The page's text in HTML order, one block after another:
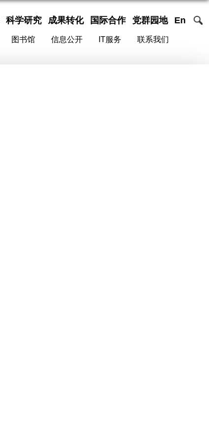
科学研究 成果转化 国际合作 党群园地 En
图书馆 信息公开 IT服务 联系我们